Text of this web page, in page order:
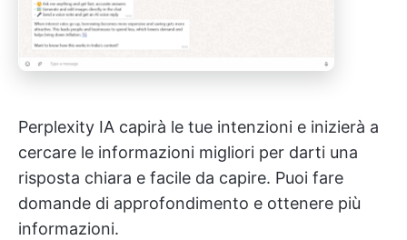
Perplexity IA capirà le tue intenzioni e inizierà a
cercare le informazioni migliori per darti una
risposta chiara e facile da capire. Puoi fare
domande di approfondimento e ottenere più
informazioni.